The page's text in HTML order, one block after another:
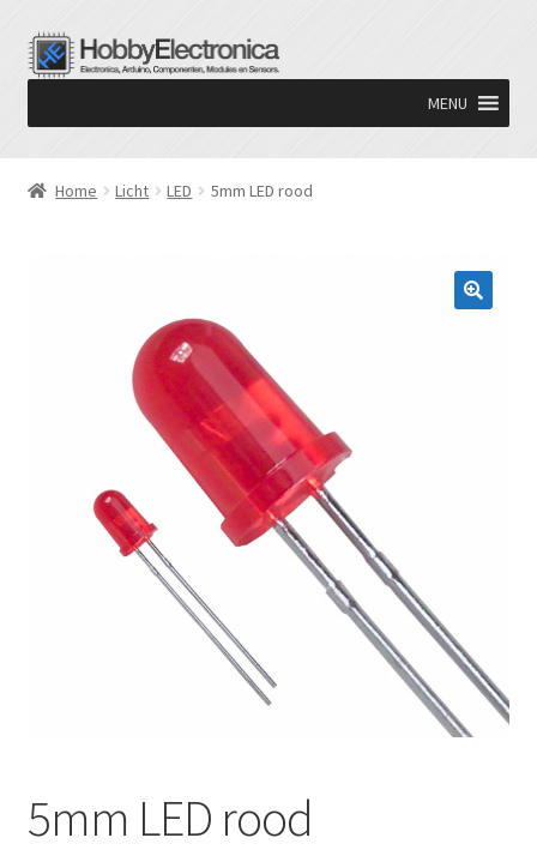
Ga
door
navigatie
Ga
naar
inhoud
MENU
Home Licht LED 5mm LED rood
5mm LED rood